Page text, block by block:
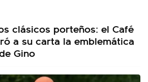
clásicos porteños: el Café
a su carta la emblemática
Gino